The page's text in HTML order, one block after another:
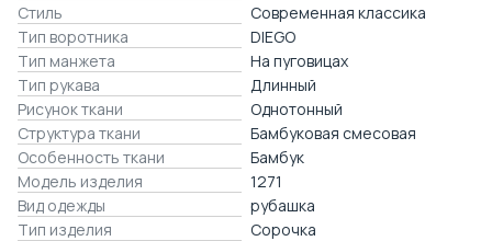
Стиль
Современная классика
Тип воротника
DIEGO
Тип манжета
На пуговицах
Тип рукава
Длинный
Рисунок ткани
Однотонный
Структура ткани
Бамбуковая смесовая
Особенность ткани
Бамбук
Модель изделия
1271
Вид одежды
рубашка
Тип изделия
Сорочка